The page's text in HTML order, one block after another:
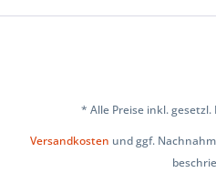
* Alle Preise inkl.
Versandkosten und ggf.